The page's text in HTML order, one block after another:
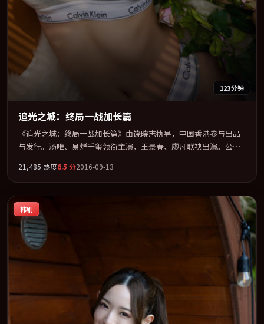
123分钟
追光之城：终局一战加长篇
《追光之城：终局一战加长篇》由饶晓志执导，中国香港参与出品
与发行。汤唯、易烊千玺领衔主演，王景春、廖凡联袂出演。公
为骨架，在叙事、表演与视听上力求统一。定于 2016-07-09 在内地
院线及主流平台同步亮相，2016 年度话题片中口碑稳健，适合喜欢
强情节与人物弧光的观众完整观看。
21,485 热度6.5 分2016-09-13
韩剧